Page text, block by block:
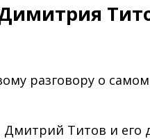
разговору о
Титов и его